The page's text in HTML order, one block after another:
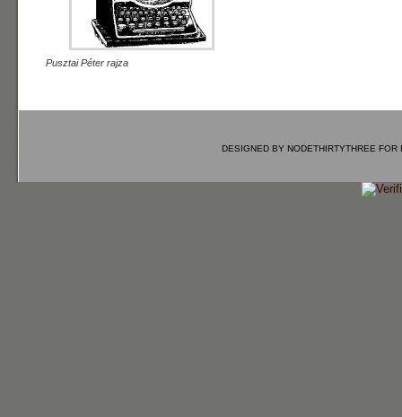
Pusztai Péter rajza
DESIGNED BY NODETHIRTYTHREE FOR